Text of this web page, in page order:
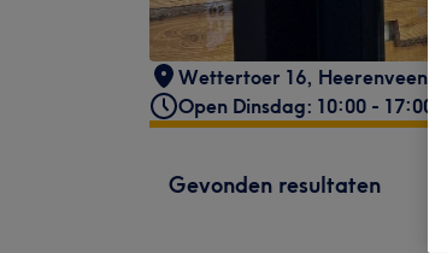
Wettertoer 16, Heerenveen
Open Dinsdag: 10:00 - 17:00
Gevonden resultaten